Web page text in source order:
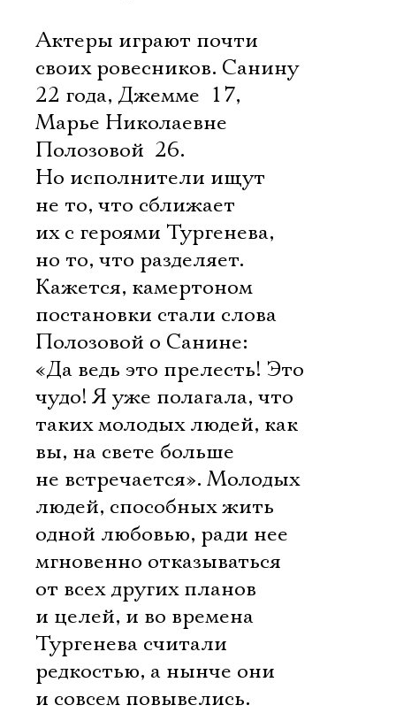
Актеры играют почти
своих ровесников. Санину 
22 года, Джемме  17,
Марье Николаевне
Полозовой  26.
Но исполнители ищут
не то, что сближает
их с героями Тургенева,
но то, что разделяет.
Кажется, камертоном
постановки стали слова
Полозовой о Санине:
«Да ведь это прелесть! Это
чудо! Я уже полагала, что
таких молодых людей, как
вы, на свете больше
не встречается». Молодых
людей, способных жить
одной любовью, ради нее
мгновенно отказываться
от всех других планов
и целей, и во времена
Тургенева считали
редкостью, а нынче они
и совсем повывелись.